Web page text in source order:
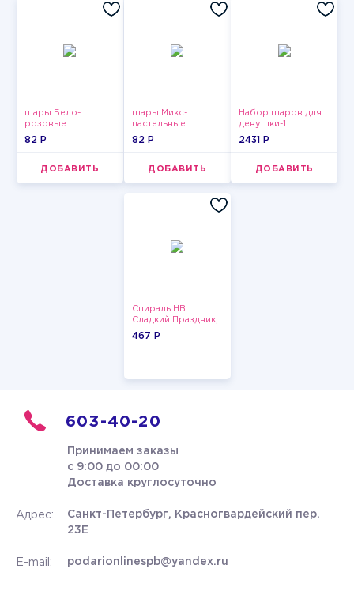
шары Бело-
розовые
пастельные
82 P
ДОБАВИТЬ
шары Микс-
пастельные
82 P
ДОБАВИТЬ
Набор шаров для
девушки-1
2431 P
ДОБАВИТЬ
Спираль HB
Сладкий Праздник,
12 шт.
467 P
603-40-20
Принимаем заказы
с 9:00 до 00:00
Доставка круглосуточно
Адрес:
Санкт-Петербург, Красногвардейский пер.
23Е
E-mail: podarionlinespb@yandex.ru